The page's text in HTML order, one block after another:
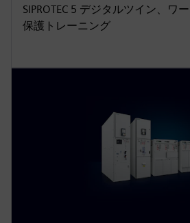
SIPROTEC 5 デジタルツイン、ワ
保護トレーニング